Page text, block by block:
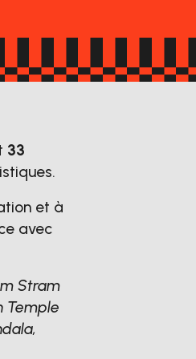
33
et à
avec
Stram
Temple